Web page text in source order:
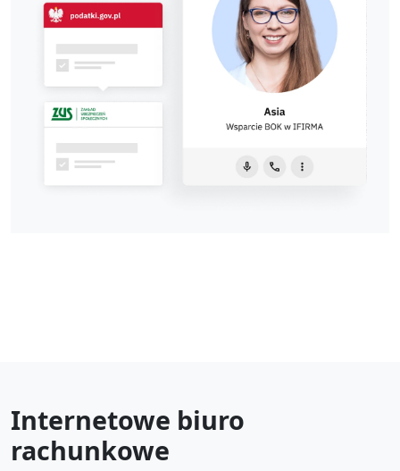
Internetowe biuro
rachunkowe